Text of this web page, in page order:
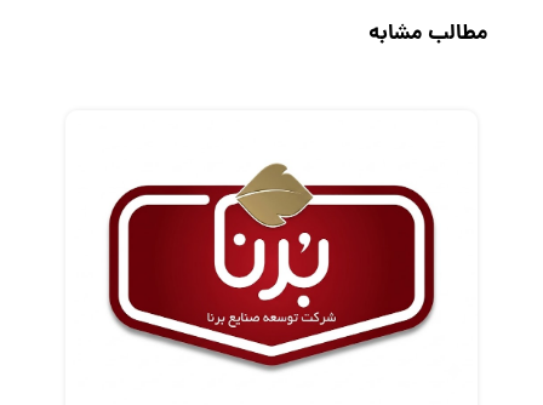
رزومه
گزارش‌های آماری
معرفی متخصصان منابع انسانی
مطالب مشابه